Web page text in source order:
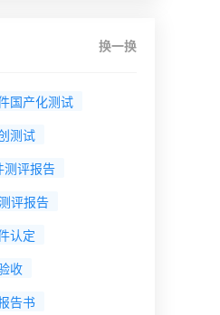
换一换
国产化测试
测试
测评报告
评报告
认定
收
告书